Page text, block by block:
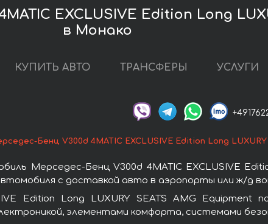
EXCLUSIVE Edition Long
в Монако
КУПИТЬ АВТО ТРАНСФЕРЫ УСЛУГИ
Бенц V300d 4MATIC EXCLUSIVE Edition Long LUXURY
Мерседес-Бенц V300d 4MATIC EXCLUSIVE
с доставкой авто в аэропорты или ж/д
Edition Long LUXURY SEATS AMG
элементами комфорта, системами